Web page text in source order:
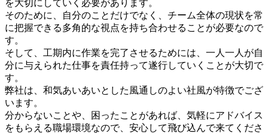
を大切にしていく必要があります。
そのために、自分のことだけでなく、チーム全体の現状を常
に把握できる多角的な視点を持ち合わせることが必要なので
す。
そして、工期内に作業を完了させるためには、一人一人が自
分に与えられた仕事を責任持って遂行していくことが大切で
す。
弊社は、和気あいあいとした風通しのよい社風が特徴でござ
います。
分からないことや、困ったことがあれば、気軽にアドバイス
をもらえる職場環境なので、安心して飛び込んで来てくださ